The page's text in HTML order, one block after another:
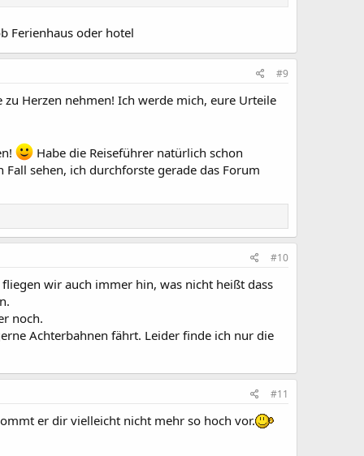
Ferienhaus oder hotel
#9
Herzen nehmen! Ich werde mich, eure Urteile
Habe die Reiseführer natürlich schon
sehen, ich durchforste gerade das Forum
#10
wir auch immer hin, was nicht heißt dass
noch.
Achterbahnen fährt. Leider finde ich nur die
#11
er dir vielleicht nicht mehr so hoch vor.